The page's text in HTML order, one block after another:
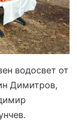
водосвет от
Димитров,